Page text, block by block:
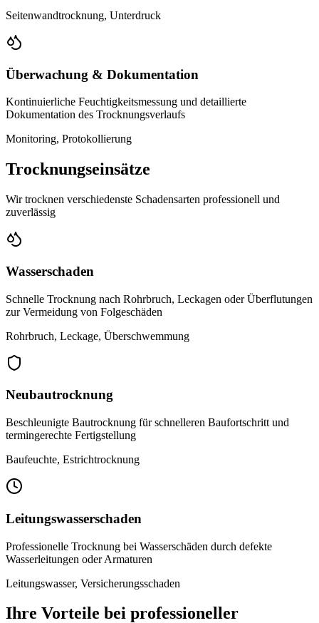
Seitenwandtrocknung, Unterdruck
Überwachung & Dokumentation
Kontinuierliche Feuchtigkeitsmessung und detaillierte
Dokumentation des Trocknungsverlaufs
Monitoring, Protokollierung
Trocknungseinsätze
Wir trocknen verschiedenste Schadensarten professionell und
zuverlässig
Wasserschaden
Schnelle Trocknung nach Rohrbruch, Leckagen oder Überflutungen
zur Vermeidung von Folgeschäden
Rohrbruch, Leckage, Überschwemmung
Neubautrocknung
Beschleunigte Bautrocknung für schnelleren Baufortschritt und
termingerechte Fertigstellung
Baufeuchte, Estrichtrocknung
Leitungswasserschaden
Professionelle Trocknung bei Wasserschäden durch defekte
Wasserleitungen oder Armaturen
Leitungswasser, Versicherungsschaden
Ihre Vorteile bei professioneller